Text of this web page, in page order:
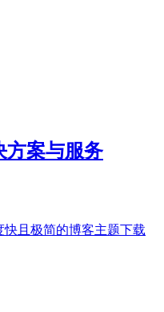
方案与服务